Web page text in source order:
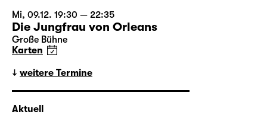
Mi, 09.12. 19:30 — 22:35
Die Jungfrau von Orleans
Große Bühne
Karten
weitere Termine
Aktuell